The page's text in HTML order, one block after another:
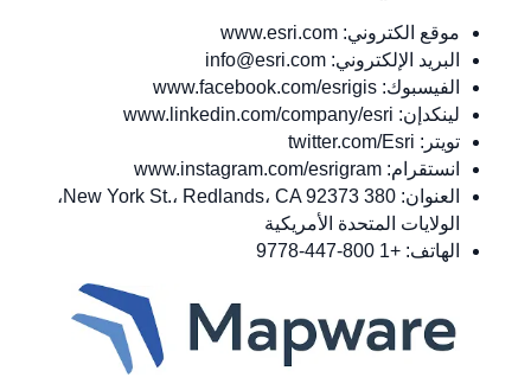
موقع الكتروني: www.esri.com
البريد الإلكتروني:info@esri.com
الفيسبوك: www.facebook.com/esrigis
لينكدإن: www.linkedin.com/company/esri
تويتر: twitter.com/Esri
انستقرام: www.instagram.com/esrigram
العنوان: 380 New York St.، Redlands، CA 92373،
الولايات المتحدة الأمريكية
الهاتف: +1 800-447-9778